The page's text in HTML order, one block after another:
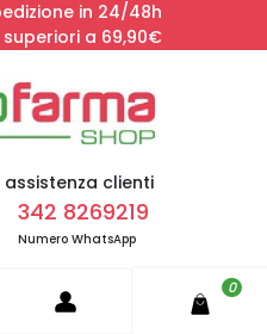
in 24/48h
a 69,90€
clienti
342 8269219
Numero WhatsApp
0